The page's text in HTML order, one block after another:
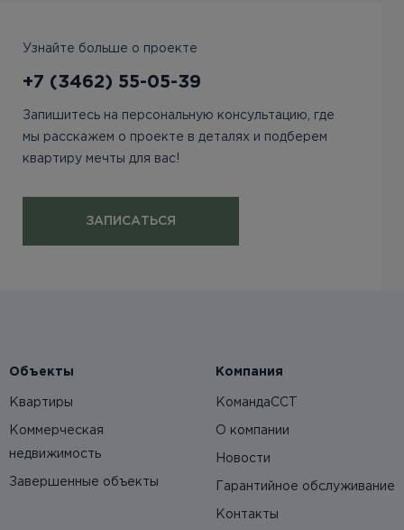
Узнайте больше о проекте
+7 (3462) 55-05-39
Запишитесь на персональную консультацию, где
мы расскажем о проекте в деталях и подберем
квартиру мечты для вас!
ЗАПИСАТЬСЯ
Объекты
Квартиры
Коммерческая
недвижимость
Завершенные объекты
Компания
КомандаССТ
О компании
Новости
Гарантийное обслуживание
Контакты